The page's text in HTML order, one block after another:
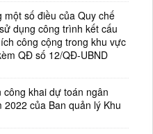
số điều của Quy chế
dụng công trình kết cấu
công cộng trong khu vực
QĐ số 12/QĐ-UBND
khai dự toán ngân
của Ban quản lý Khu